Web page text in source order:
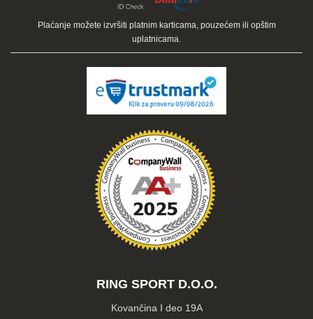
Plaćanje možete izvršiti platnim karticama, pouzećem ili opštim
uplatnicama.
RING SPORT D.O.O.
Kovančina I deo 19A